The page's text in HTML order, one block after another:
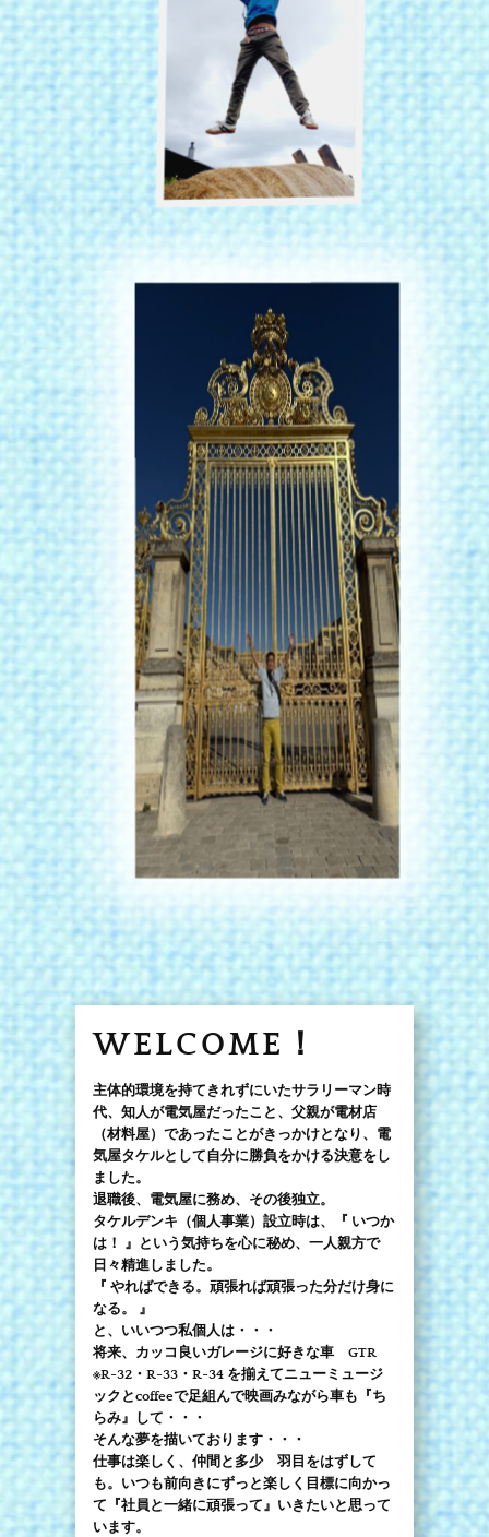
WELCOME！
主体的環境を持てきれずにいたサラリーマン時
代、知人が電気屋だったこと、父親が電材店
（材料屋）であったことがきっかけとなり、電
気屋タケルとして自分に勝負をかける決意をし
ました。
退職後、電気屋に務め、その後独立。
タケルデンキ（個人事業）設立時は、『 いつか
は！ 』という気持ちを心に秘め、一人親方で
日々精進しました。
『 やればできる。頑張れば頑張った分だけ身に
なる。 』
と、いいつつ私個人は・・・
将来、カッコ良いガレージに好きな車 GTR
※R-32・R-33・R-34 を揃えてニューミュージ
ックとcoffeeで足組んで映画みながら車も『ち
らみ』して・・・
そんな夢を描いております・・・
仕事は楽しく、仲間と多少 羽目をはずして
も。いつも前向きにずっと楽しく目標に向かっ
て『社員と一緒に頑張って』いきたいと思って
います。